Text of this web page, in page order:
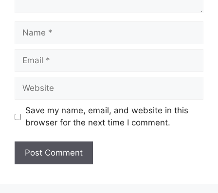
Name
Email
Website
Save my name, email, and website in this
browser for the next time I comment.